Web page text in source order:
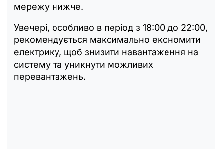
мережу нижче.
Увечері, особливо в період з 18:00 до 22:00,
рекомендується максимально економити
електрику, щоб знизити навантаження на
систему та уникнути можливих
перевантажень.